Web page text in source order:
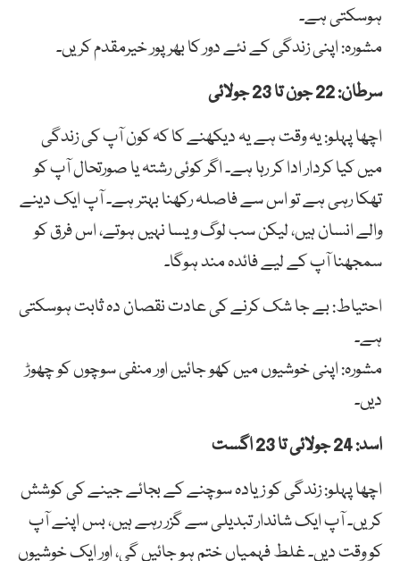
ہوسکتی ہے۔
مشورہ: اپنی زندگی کے نئے دور کا بھرپور خیرمقدم کریں۔
سرطان: 22 جون تا 23 جولائی
اچھا پہلو: یہ وقت ہے یہ دیکھنے کا کہ کون آپ کی زندگی
میں کیا کردار ادا کر رہا ہے۔ اگر کوئی رشتہ یا صورتحال آپ کو
تھکا رہی ہے تو اس سے فاصلہ رکھنا بہتر ہے۔ آپ ایک دینے
والے انسان ہیں، لیکن سب لوگ ویسا نہیں ہوتے، اس فرق کو
سمجھنا آپ کے لیے فائدہ مند ہوگا۔
احتیاط: بے جا شک کرنے کی عادت نقصان دہ ثابت ہوسکتی
ہے۔
مشورہ: اپنی خوشیوں میں کھو جائیں اور منفی سوچوں کو چھوڑ
دیں۔
اسد: 24 جولائی تا 23 اگست
اچھا پہلو: زندگی کو زیادہ سوچنے کے بجائے جینے کی کوشش
کریں۔ آپ ایک شاندار تبدیلی سے گزر رہے ہیں، بس اپنے آپ
کو وقت دیں۔ غلط فہمیاں ختم ہو جائیں گی، اور ایک خوشیوں